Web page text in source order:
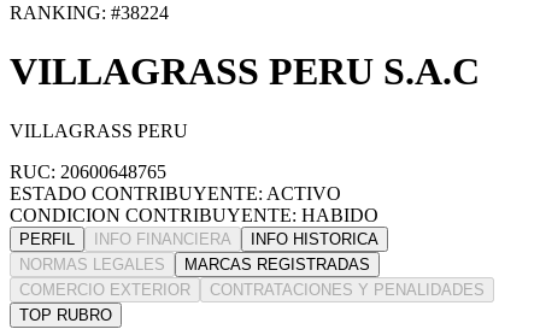
RANKING: #38224
VILLAGRASS PERU S.A.C
VILLAGRASS PERU
RUC: 20600648765
ESTADO CONTRIBUYENTE: ACTIVO
CONDICION CONTRIBUYENTE: HABIDO
PERFIL INFO FINANCIERA
INFO HISTORICA
NORMAS LEGALES
MARCAS REGISTRADAS
COMERCIO EXTERIOR
CONTRATACIONES Y PENALIDADES
TOP RUBRO